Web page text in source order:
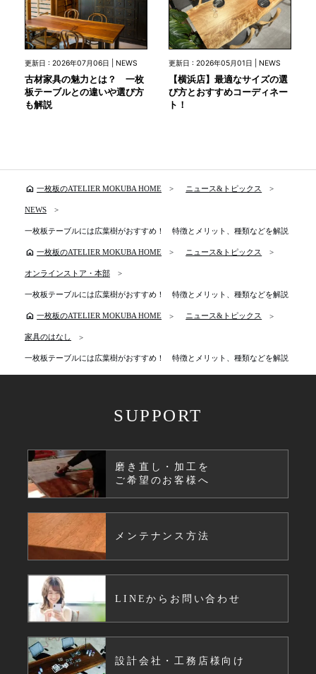
更新日 : 2026年07月06日 | NEWS
古材家具の魅力とは？ 一枚
板テーブルとの違いや選び方
も解説
更新日 : 2026年05月01日 | NEWS
【横浜店】最適なサイズの選
び方とおすすめコーディネー
ト！
home 一枚板のATELIER MOKUBA HOME ニュース&トピックス
NEWS
一枚板テーブルには広葉樹がおすすめ！ 特徴とメリット、種類などを解説
home 一枚板のATELIER MOKUBA HOME ニュース&トピックス
オンラインストア・本部
一枚板テーブルには広葉樹がおすすめ！ 特徴とメリット、種類などを解説
home 一枚板のATELIER MOKUBA HOME ニュース&トピックス
家具のはなし
一枚板テーブルには広葉樹がおすすめ！ 特徴とメリット、種類などを解説
SUPPORT
磨き直し・加工を
ご希望のお客様へ
メンテナンス方法
LINEからお問い合わせ
設計会社・工務店様向け